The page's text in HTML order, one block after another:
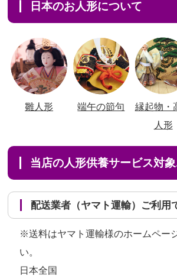
日本のお人形について
雛人形 端午の節句
縁起物・
人形
当店の人形供養サービス対
配送業者（ヤマト運輸）ご利
※送料はヤマト運輸様のホームペー
い。
日本全国